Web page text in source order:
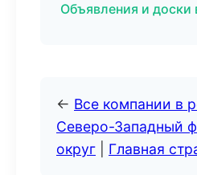
Объявления и доски
← Все компании в
Северо-Западный
округ
Главная